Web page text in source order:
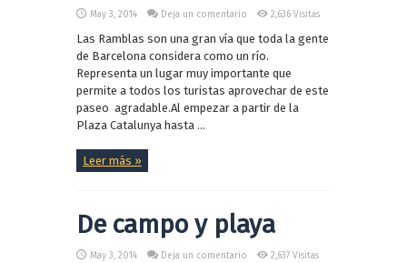
May 3, 2014 Deja un comentario 2,636 Visitas
Las Ramblas son una gran vía que toda la gente
de Barcelona considera como un río.
Representa un lugar muy importante que
permite a todos los turistas aprovechar de este
paseo agradable.Al empezar a partir de la
Plaza Catalunya hasta ...
Leer más »
De campo y playa
May 3, 2014 Deja un comentario 2,637 Visitas